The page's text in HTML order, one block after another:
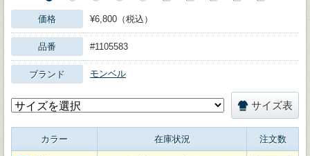
価格 ¥6,800（税込）
品番 #1105583
ブランド モンベル
サイズ表
カラー 在庫状況 注文数